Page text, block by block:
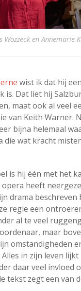
en Annemarie
wist ik dat hij
is. Dat liet hij
maat ook al veel
van Keith Warner.
bijna helemaal
die wat kracht
is hij één met het
heeft
drama beschreven
regie een
al te veel
maar
omstandigheden
in zijn leven lijkt
daar veel invloed
tekst zegt een van